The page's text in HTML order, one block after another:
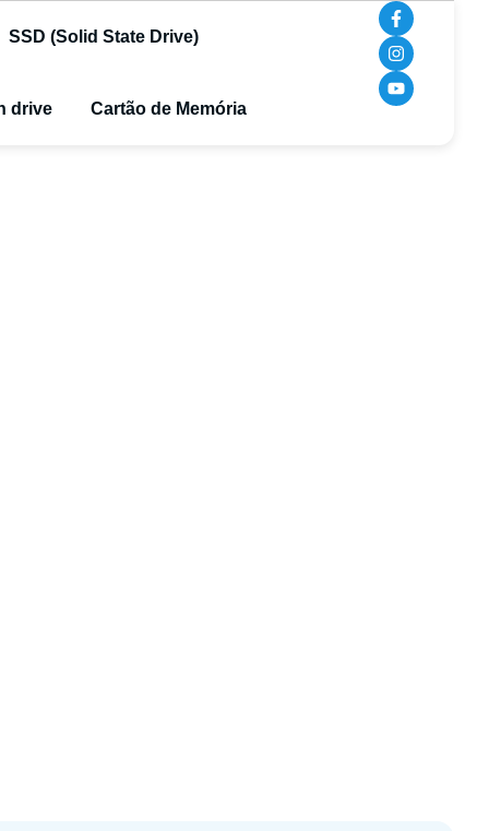
SSD (Solid State Drive)
drive Cartão de Memória